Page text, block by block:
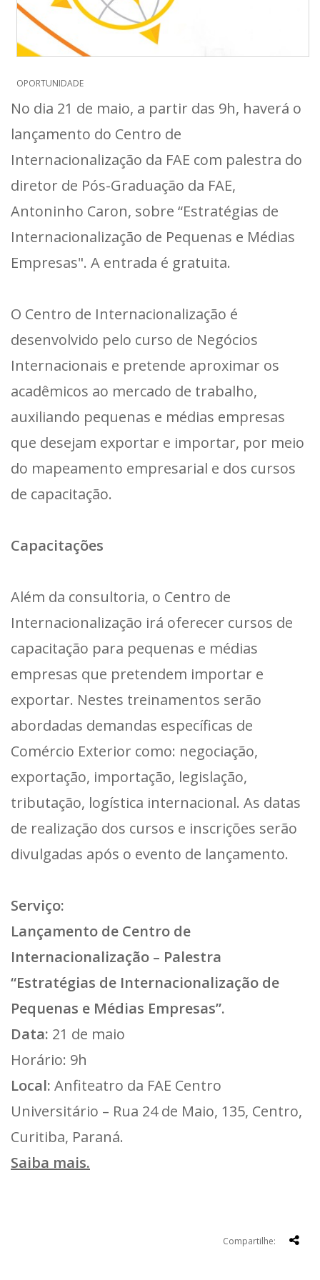
OPORTUNIDADE
No dia 21 de maio, a partir das 9h, haverá o
lançamento do Centro de
Internacionalização da FAE com palestra do
diretor de Pós-Graduação da FAE,
Antoninho Caron, sobre “Estratégias de
Internacionalização de Pequenas e Médias
Empresas". A entrada é gratuita.
O Centro de Internacionalização é
desenvolvido pelo curso de Negócios
Internacionais e pretende aproximar os
acadêmicos ao mercado de trabalho,
auxiliando pequenas e médias empresas
que desejam exportar e importar, por meio
do mapeamento empresarial e dos cursos
de capacitação.
Capacitações
Além da consultoria, o Centro de
Internacionalização irá oferecer cursos de
capacitação para pequenas e médias
empresas que pretendem importar e
exportar. Nestes treinamentos serão
abordadas demandas específicas de
Comércio Exterior como: negociação,
exportação, importação, legislação,
tributação, logística internacional. As datas
de realização dos cursos e inscrições serão
divulgadas após o evento de lançamento.
Serviço:
Lançamento de Centro de
Internacionalização – Palestra
“Estratégias de Internacionalização de
Pequenas e Médias Empresas”.
Data: 21 de maio
Horário: 9h
Local: Anfiteatro da FAE Centro
Universitário – Rua 24 de Maio, 135, Centro,
Curitiba, Paraná.
Saiba mais.
Compartilhe: